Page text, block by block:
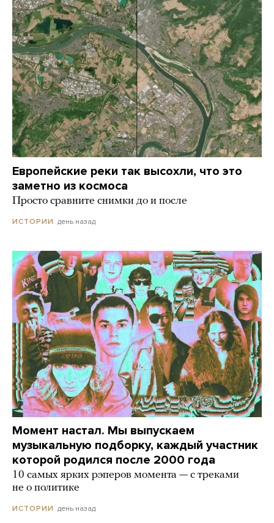
Европейские реки так высохли, что это
заметно из космоса
Просто сравните снимки до и после
ИСТОРИИ день назад
Момент настал. Мы выпускаем
музыкальную подборку, каждый участник
которой родился после 2000 года
10 самых ярких рэперов момента — с треками
не о политике
ИСТОРИИ день назад